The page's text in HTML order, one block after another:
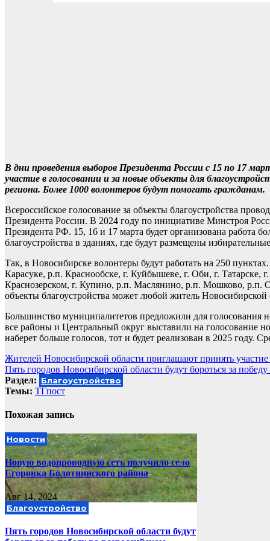
В дни проведения выборов Президента России с 15 по 17
участие в голосовании и за новые объекты для
региона. Более 1000 волонтеров будут помогать гражданам.
Всероссийское голосование за объекты благоустройства
Президента России. В 2024 году по инициативе Минстроя
Президента РФ. 15, 16 и 17 марта будет организована работа
благоустройства в зданиях, где будут размещены
Так, в Новосибирске волонтеры будут работать на 250
Карасуке, р.п. Краснообске, г. Куйбышеве, г. Оби, г. Татарске,
Краснозерском, г. Купино, р.п. Маслянино, р.п. Мошково, р.п.
объекты благоустройства может любой житель Новосибирской
Большинство муниципалитетов предложили для голосования
все районы и Центральный округ выставили на голосование
наберет больше голосов, тот и будет реализован в 2025 году.
Навигация
по
записям
Жителей Новосибирской области приглашают принять участие
Пять городов Новосибирской области будут бороться за
Раздел: Благоустройство
Темы: ТГпост
Похожая запись
Новости
Новую водопроводную сеть получило село
Егоровка Болотнинского района
Авг 14, 2024
Благоустройство
Пять городов Новосибирской области будут